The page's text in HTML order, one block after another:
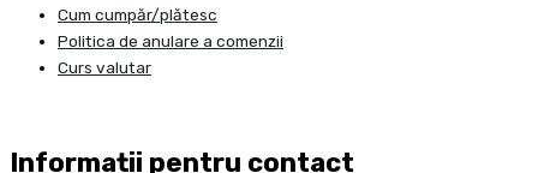
Cum cumpăr/plătesc
Politica de anulare a comenzii
Curs valutar
Informații pentru contact